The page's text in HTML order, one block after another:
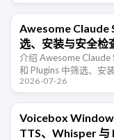
Awesome Claude
选、安装与安全检
介绍 Awesome Claude
和 Plugins 中筛选、安
性。
2026-07-26
Voicebox
TTS、Whisper 与